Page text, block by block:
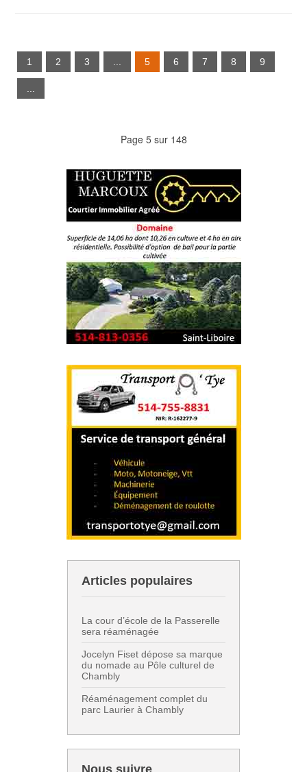
1 2 3 5 6 7 8 9
Page 5 sur 148
Articles populaires
La cour d’école de la Passerelle
sera réaménagée
Jocelyn Fiset dépose sa marque
du nomade au Pôle culturel de
Chambly
Réaménagement complet du
parc Laurier à Chambly
Nous suivre